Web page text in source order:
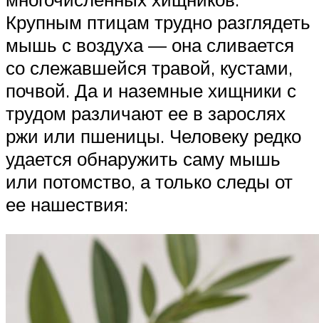
Крупным птицам трудно разглядеть
мышь с воздуха — она сливается
со слежавшейся травой, кустами,
почвой. Да и наземные хищники с
трудом различают ее в зарослях
ржи или пшеницы. Человеку редко
удается обнаружить саму мышь
или потомство, а только следы от
ее нашествия: